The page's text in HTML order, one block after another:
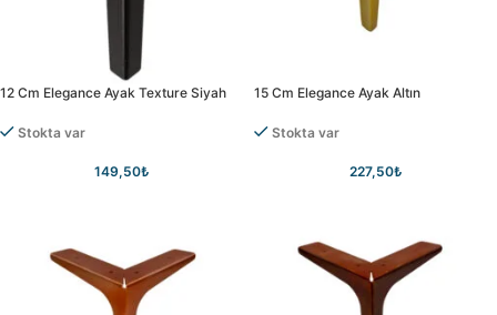
12 Cm Elegance Ayak Texture Siyah
Stokta var
149,50₺
15 Cm Elegance Ayak Altın
Stokta var
227,50₺